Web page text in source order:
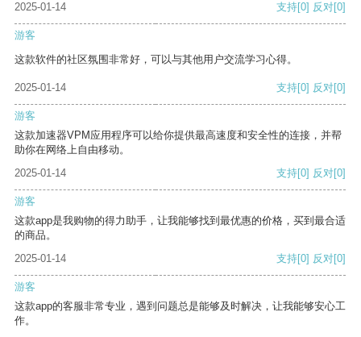
2025-01-14
支持[0] 反对[0]
游客
这款软件的社区氛围非常好，可以与其他用户交流学习心得。
2025-01-14 支持[0] 反对[0]
游客
这款加速器VPM应用程序可以给你提供最高速度和安全性的连接，并帮
助你在网络上自由移动。
2025-01-14
支持[0] 反对[0]
游客
这款app是我购物的得力助手，让我能够找到最优惠的价格，买到最合适
的商品。
2025-01-14
支持[0] 反对[0]
游客
这款app的客服非常专业，遇到问题总是能够及时解决，让我能够安心工
作。